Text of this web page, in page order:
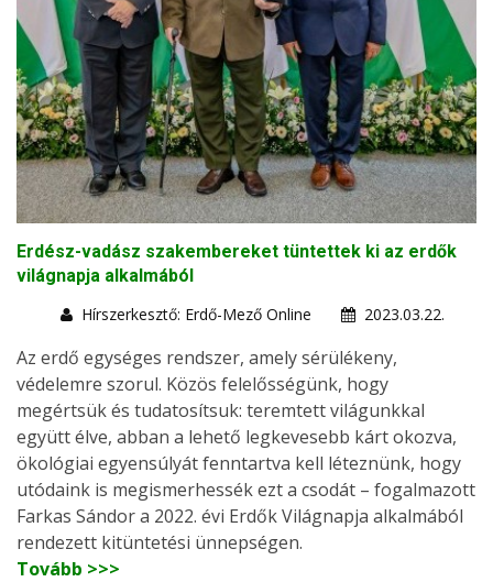
Erdész-vadász szakembereket tüntettek ki az erdők
világnapja alkalmából
Hírszerkesztő: Erdő-Mező Online
2023.03.22.
Az erdő egységes rendszer, amely sérülékeny,
védelemre szorul. Közös felelősségünk, hogy
megértsük és tudatosítsuk: teremtett világunkkal
együtt élve, abban a lehető legkevesebb kárt okozva,
ökológiai egyensúlyát fenntartva kell léteznünk, hogy
utódaink is megismerhessék ezt a csodát – fogalmazott
Farkas Sándor a 2022. évi Erdők Világnapja alkalmából
rendezett kitüntetési ünnepségen.
Tovább >>>